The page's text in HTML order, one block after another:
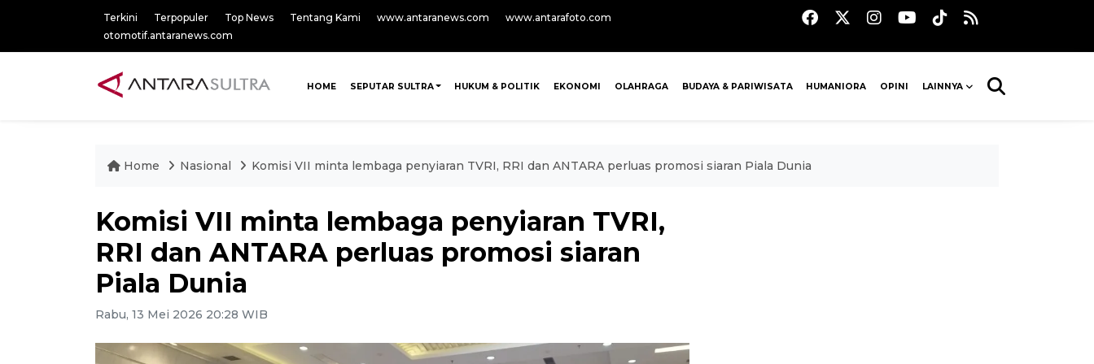
Terkini Terpopuler Top News Tentang Kami www.antaranews.com
www.antarafoto.com
otomotif.antaranews.com
HOME SEPUTAR SULTRA HUKUM & POLITIK EKONOMI OLAHRAGA BUDAYA & PARIWISATA HUMANIORA OPINI LAINNYA
Home Nasional Komisi VII minta lembaga penyiaran TVRI, RRI dan ANTARA perluas promosi siaran Piala Dunia
Komisi VII minta lembaga penyiaran TVRI,
RRI dan ANTARA perluas promosi siaran
Piala Dunia
Rabu, 13 Mei 2026 20:28 WIB